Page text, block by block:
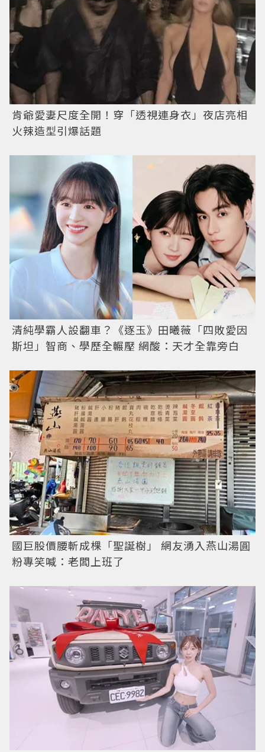
肯爺愛妻尺度全開！穿「透視連身衣」夜店亮相
火辣造型引爆話題
清純學霸人設翻車？《逐玉》田曦薇「四敗愛因
斯坦」智商、學歷全輾壓 網酸：天才全靠旁白
國巨股價腰斬成棵「聖誕樹」 網友湧入燕山湯圓
粉專笑喊：老闆上班了